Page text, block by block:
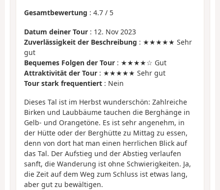
Gesamtbewertung : 4.7 / 5
Datum deiner Tour : 12. Nov 2023
Zuverlässigkeit der Beschreibung : ★★★★★ Sehr
gut
Bequemes Folgen der Tour : ★★★★☆ Gut
Attraktivität der Tour : ★★★★★ Sehr gut
Tour stark frequentiert : Nein
Dieses Tal ist im Herbst wunderschön: Zahlreiche
Birken und Laubbäume tauchen die Berghänge in
Gelb- und Orangetöne. Es ist sehr angenehm, in
der Hütte oder der Berghütte zu Mittag zu essen,
denn von dort hat man einen herrlichen Blick auf
das Tal. Der Aufstieg und der Abstieg verlaufen
sanft, die Wanderung ist ohne Schwierigkeiten. Ja,
die Zeit auf dem Weg zum Schluss ist etwas lang,
aber gut zu bewältigen.